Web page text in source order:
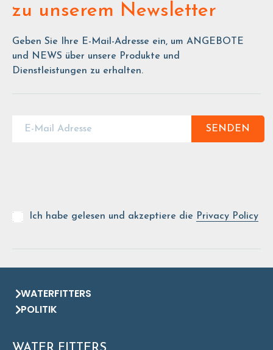
zu unserem Newsletter
Geben Sie Ihre E-Mail-Adresse ein, um ANGEBOTE
und NEWS über unsere Produkte und
Dienstleistungen zu erhalten.
SENDEN
Ich habe gelesen und akzeptiere die Privacy Policy
WATERFITTERS
POLITIK